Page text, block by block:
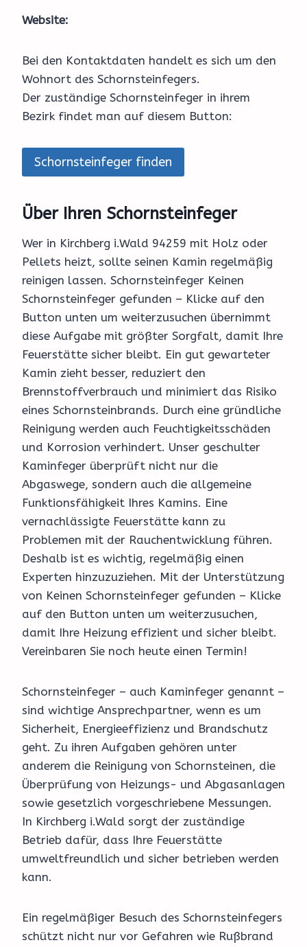
Website:
Bei den Kontaktdaten handelt es sich um den
Wohnort des Schornsteinfegers.
Der zuständige Schornsteinfeger in ihrem
Bezirk findet man auf diesem Button:
Schornsteinfeger finden
Über Ihren Schornsteinfeger
Wer in Kirchberg i.Wald 94259 mit Holz oder
Pellets heizt, sollte seinen Kamin regelmäßig
reinigen lassen. Schornsteinfeger Keinen
Schornsteinfeger gefunden – Klicke auf den
Button unten um weiterzusuchen übernimmt
diese Aufgabe mit größter Sorgfalt, damit Ihre
Feuerstätte sicher bleibt. Ein gut gewarteter
Kamin zieht besser, reduziert den
Brennstoffverbrauch und minimiert das Risiko
eines Schornsteinbrands. Durch eine gründliche
Reinigung werden auch Feuchtigkeitsschäden
und Korrosion verhindert. Unser geschulter
Kaminfeger überprüft nicht nur die
Abgaswege, sondern auch die allgemeine
Funktionsfähigkeit Ihres Kamins. Eine
vernachlässigte Feuerstätte kann zu
Problemen mit der Rauchentwicklung führen.
Deshalb ist es wichtig, regelmäßig einen
Experten hinzuzuziehen. Mit der Unterstützung
von Keinen Schornsteinfeger gefunden – Klicke
auf den Button unten um weiterzusuchen,
damit Ihre Heizung effizient und sicher bleibt.
Vereinbaren Sie noch heute einen Termin!
Schornsteinfeger – auch Kaminfeger genannt –
sind wichtige Ansprechpartner, wenn es um
Sicherheit, Energieeffizienz und Brandschutz
geht. Zu ihren Aufgaben gehören unter
anderem die Reinigung von Schornsteinen, die
Überprüfung von Heizungs- und Abgasanlagen
sowie gesetzlich vorgeschriebene Messungen.
In Kirchberg i.Wald sorgt der zuständige
Betrieb dafür, dass Ihre Feuerstätte
umweltfreundlich und sicher betrieben werden
kann.
Ein regelmäßiger Besuch des Schornsteinfegers
schützt nicht nur vor Gefahren wie Rußbrand